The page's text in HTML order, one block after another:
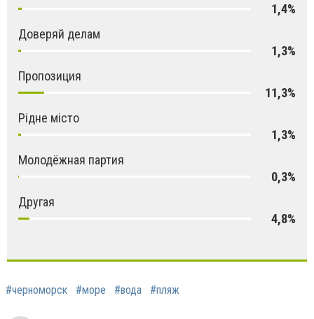
1,4%
Доверяй делам
1,3%
Пропозиция
11,3%
Рідне місто
1,3%
Молодёжная партия
0,3%
Другая
4,8%
#черноморск #море #вода #пляж